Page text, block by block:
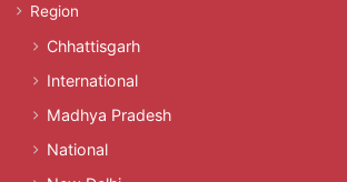
Region
Chhattisgarh
International
Madhya Pradesh
National